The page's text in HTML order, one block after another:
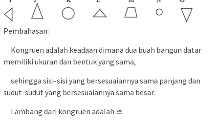
Pembahasan:
Kongruen adalah keadaan dimana dua buah bangun datar
memiliki ukuran dan bentuk yang sama,
sehingga sisi-sisi yang bersesuaiannya sama panjang dan
sudut-sudut yang bersesuaiannya sama besar.
Lambang dari kongruen adalah ≅.